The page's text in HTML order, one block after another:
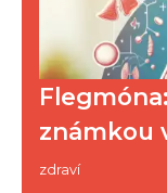
známkou
zdraví